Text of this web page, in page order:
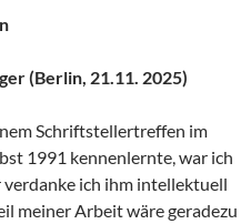
(Berlin, 21.11. 2025)
Schriftstellertreffen im
1991 kennenlernte, war ich
verdanke ich ihm intellektuell
meiner Arbeit wäre geradezu